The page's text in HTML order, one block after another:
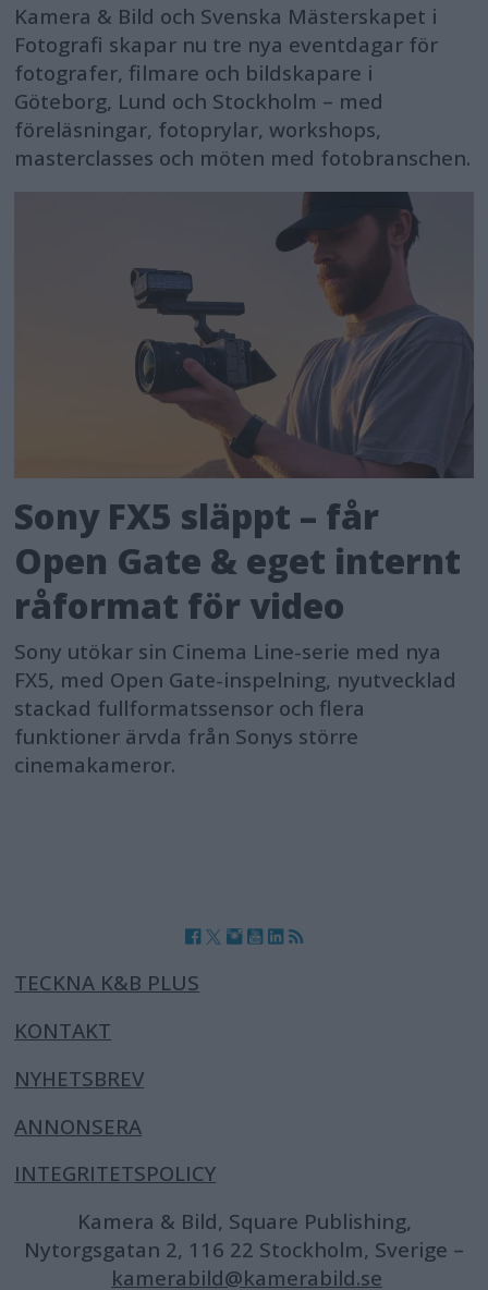
Kamera & Bild och Svenska Mästerskapet i
Fotografi skapar nu tre nya eventdagar för
fotografer, filmare och bildskapare i
Göteborg, Lund och Stockholm – med
föreläsningar, fotoprylar, workshops,
masterclasses och möten med fotobranschen.
Sony FX5 släppt – får
Open Gate & eget internt
råformat för video
Sony utökar sin Cinema Line-serie med nya
FX5, med Open Gate-inspelning, nyutvecklad
stackad fullformatssensor och flera
funktioner ärvda från Sonys större
cinemakameror.
TECKNA K&B PLUS
KONTAKT
NYHETSBREV
ANNONSERA
INTEGRITETSPOLICY
Kamera & Bild, Square Publishing,
Nytorgsgatan 2, 116 22 Stockholm, Sverige –
kamerabild@kamerabild.se